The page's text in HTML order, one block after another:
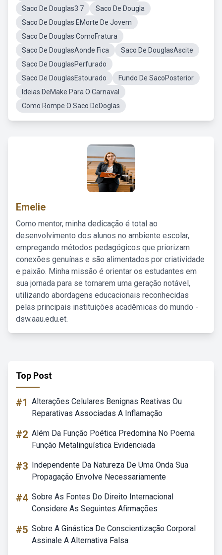
Saco De Douglas3 7
Saco De Dougla
Saco De Douglas EMorte De Jovem
Saco De Douglas ComoFratura
Saco De DouglasAonde Fica
Saco De DouglasAscite
Saco De DouglasPerfurado
Saco De DouglasEstourado
Fundo De SacoPosterior
Ideias DeMake Para O Carnaval
Como Rompe O Saco DeDoglas
Emelie
Como mentor, minha dedicação é total ao
desenvolvimento dos alunos no ambiente escolar,
empregando métodos pedagógicos que priorizam
conexões genuínas e são alimentados por criatividade
e paixão. Minha missão é orientar os estudantes em
sua jornada para se tornarem uma geração notável,
utilizando abordagens educacionais reconhecidas
pelas principais instituições acadêmicas do mundo -
dsw.aau.edu.et.
Top Post
#1 Alterações Celulares Benignas Reativas Ou
Reparativas Associadas A Inflamação
#2 Além Da Função Poética Predomina No Poema
Função Metalinguística Evidenciada
#3 Independente Da Natureza De Uma Onda Sua
Propagação Envolve Necessariamente
#4 Sobre As Fontes Do Direito Internacional
Considere As Seguintes Afirmações
#5 Sobre A Ginástica De Conscientização Corporal
Assinale A Alternativa Falsa